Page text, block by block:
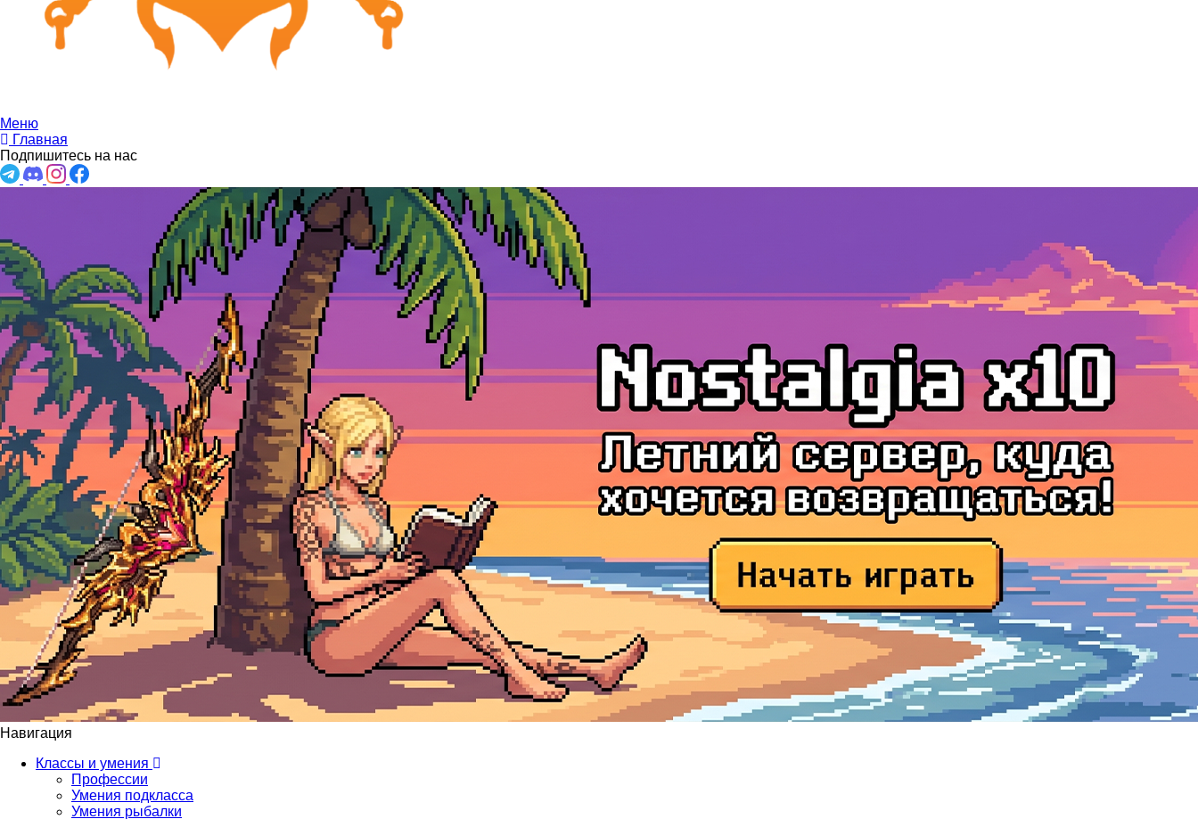
Меню
Главная
Подпишитесь на нас
Навигация
Классы и умения
Профессии
Умения подкласса
Умения рыбалки